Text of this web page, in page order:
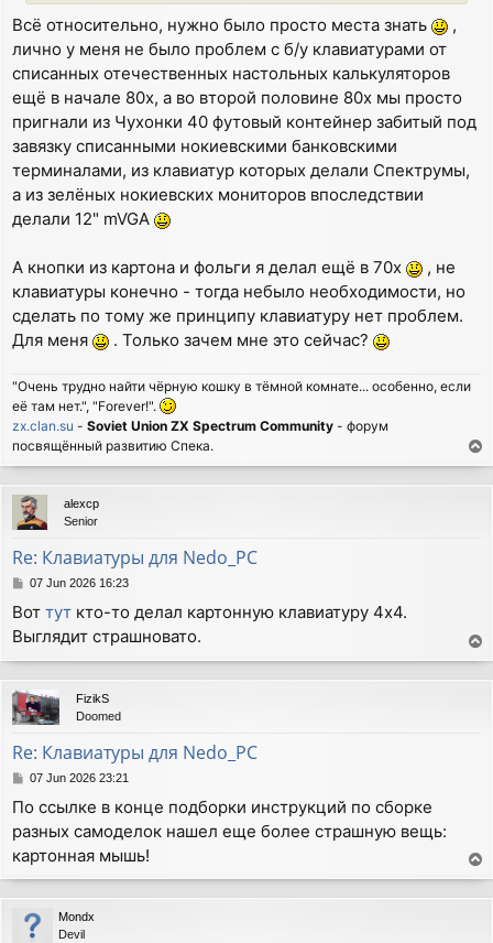
Всё относительно, нужно было просто места знать
,
лично у меня не было проблем с б/у клавиатурами от
списанных отечественных настольных калькуляторов
ещё в начале 80х, а во второй половине 80х мы просто
пригнали из Чухонки 40 футовый контейнер забитый под
завязку списанными нокиевскими банковскими
терминалами, из клавиатур которых делали Спектрумы,
а из зелёных нокиевских мониторов впоследствии
делали 12" mVGA
А кнопки из картона и фольги я делал ещё в 70х
, не
клавиатуры конечно - тогда небыло необходимости, но
сделать по тому же принципу клавиатуру нет проблем.
Для меня
. Только зачем мне это сейчас?
"Очень трудно найти чёрную кошку в тёмной комнате... особенно, если
её там нет.", "Forever!".
zx.clan.su - Soviet Union ZX Spectrum Community - форум
посвящённый развитию Спека.
o
p
alexcp
Senior
Re: Клавиатуры для Nedo_PC
P
s
t
07 Jun 2026 16:23
Вот тут кто-то делал картонную клавиатуру 4х4.
Выглядит страшновато.
o
p
FizikS
Doomed
Re: Клавиатуры для Nedo_PC
P
s
t
07 Jun 2026 23:21
По ссылке в конце подборки инструкций по сборке
разных самоделок нашел еще более страшную вещь:
картонная мышь!
o
p
Mondx
Devil